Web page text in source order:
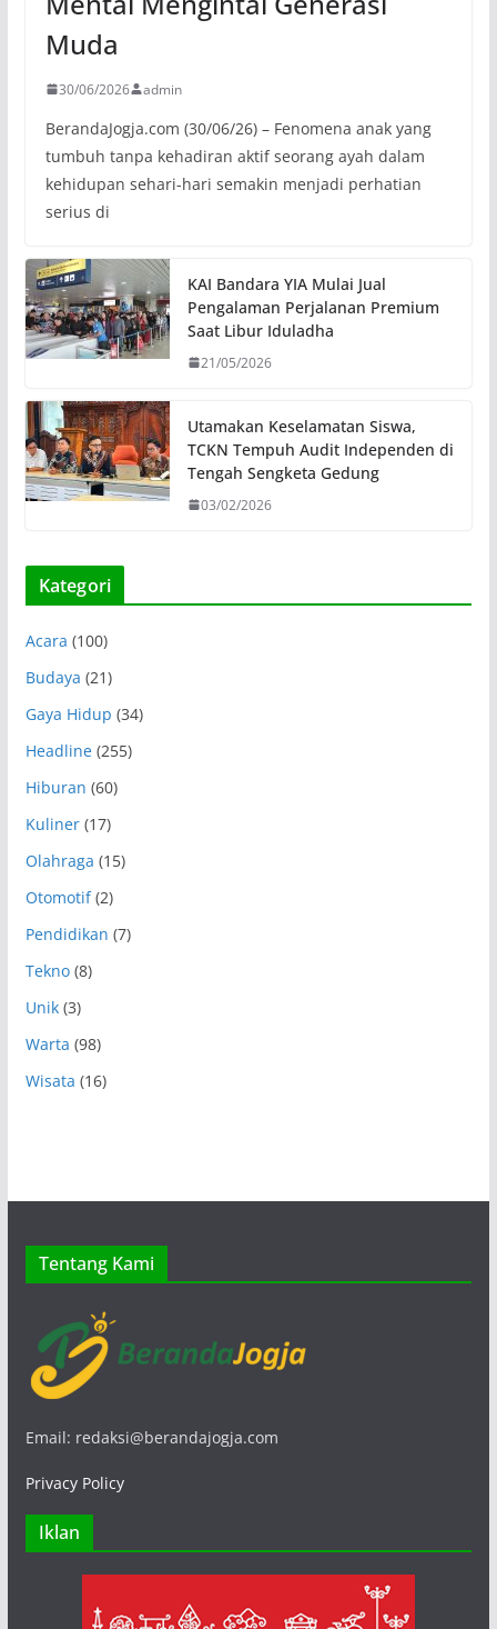
Muda
30/06/2026 admin
BerandaJogja.com (30/06/26) – Fenomena anak yang
tumbuh tanpa kehadiran aktif seorang ayah dalam
kehidupan sehari-hari semakin menjadi perhatian
serius di
KAI Bandara YIA Mulai Jual
Pengalaman Perjalanan Premium
Saat Libur Iduladha
21/05/2026
Utamakan Keselamatan Siswa,
TCKN Tempuh Audit Independen di
Tengah Sengketa Gedung
03/02/2026
Kategori
Acara (100)
Budaya (21)
Gaya Hidup (34)
Headline(255)
Hiburan (60)
Kuliner(17)
Olahraga (15)
Otomotif(2)
Pendidikan (7)
Tekno(8)
Unik(3)
Warta (98)
Wisata (16)
Tentang Kami
Email: redaksi@berandajogja.com
Privacy Policy
Iklan